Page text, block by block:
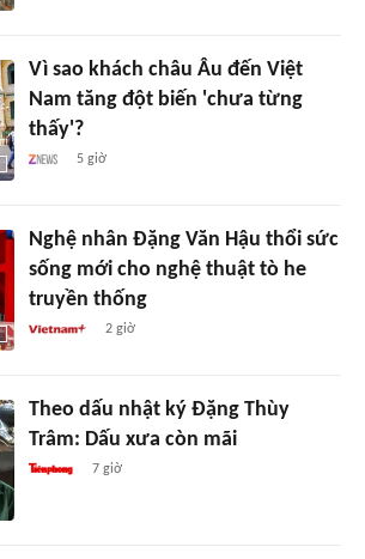
Vì sao khách châu Âu đến Việt
Nam tăng đột biến 'chưa từng
thấy'?
5 giờ
Nghệ nhân Đặng Văn Hậu thổi sức
sống mới cho nghệ thuật tò he
truyền thống
2 giờ
Theo dấu nhật ký Đặng Thùy
Trâm: Dấu xưa còn mãi
7 giờ